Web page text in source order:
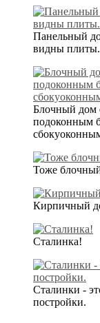
Панельный
видны плиты.
Блочный дом
подоконным
Тоже
Кирпичный
Сталинка!
Сталинки -
постройки.